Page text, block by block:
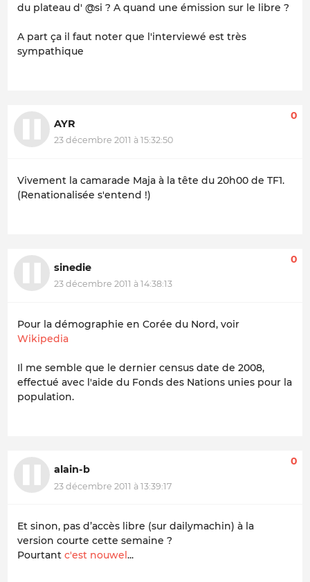
du plateau d' @si ? A quand une émission sur le libre ?
A part ça il faut noter que l'interviewé est très
sympathique
AYR
23 décembre 2011 à 15:32:50
0
Vivement la camarade Maja à la tête du 20h00 de TF1.
(Renationalisée s'entend !)
sinedie
23 décembre 2011 à 14:38:13
0
Pour la démographie en Corée du Nord, voir
Wikipedia
Il me semble que le dernier census date de 2008,
effectué avec l'aide du Fonds des Nations unies pour la
population.
alain-b
23 décembre 2011 à 13:39:17
0
Et sinon, pas d’accès libre (sur dailymachin) à la
version courte cette semaine ?
Pourtant c'est nouwel ...